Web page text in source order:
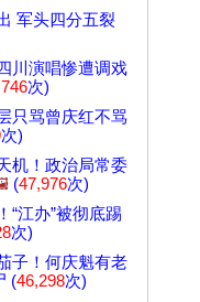
军头四分五裂
川演唱惨遭调戏
次)
只骂曾庆红不骂
次)
机！政治局常委
(47,976次)
“江办”被彻底踢
次)
子！何庆魁有老
(46,298次)